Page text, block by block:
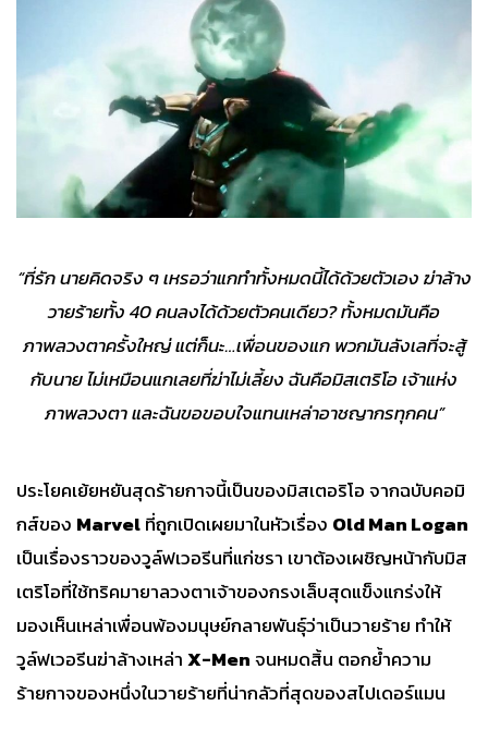
“ที่รัก นายคิดจริง ๆ เหรอว่าแกทำทั้งหมดนี้ได้ด้วยตัวเอง ฆ่าล้าง
วายร้ายทั้ง 40คนลงได้ด้วยตัวคนเดียว?ทั้งหมดมันคือ
ภาพลวงตาครั้งใหญ่ แต่ก็นะ…เพื่อนของแก พวกมันลังเลที่จะสู้
กับนาย ไม่เหมือนแกเลยที่ฆ่าไม่เลี้ยง ฉันคือมิสเตริโอ เจ้าแห่ง
ภาพลวงตา และฉันขอขอบใจแทนเหล่าอาชญากรทุกคน”
ประโยคเย้ยหยันสุดร้ายกาจนี้เป็นของมิสเตอริโอ จากฉบับคอมิ
กส์ของ Marvelที่ถูกเปิดเผยมาในหัวเรื่อง Old Man Logan
เป็นเรื่องราวของวูล์ฟเวอรีนที่แก่ชรา เขาต้องเผชิญหน้ากับมิส
เตริโอที่ใช้ทริคมายาลวงตาเจ้าของกรงเล็บสุดแข็งแกร่งให้
มองเห็นเหล่าเพื่อนพ้องมนุษย์กลายพันธุ์ว่าเป็นวายร้าย ทำให้
วูล์ฟเวอรีนฆ่าล้างเหล่าX-Menจนหมดสิ้น ตอกย้ำความ
ร้ายกาจของหนึ่งในวายร้ายที่น่ากลัวที่สุดของสไปเดอร์แมน